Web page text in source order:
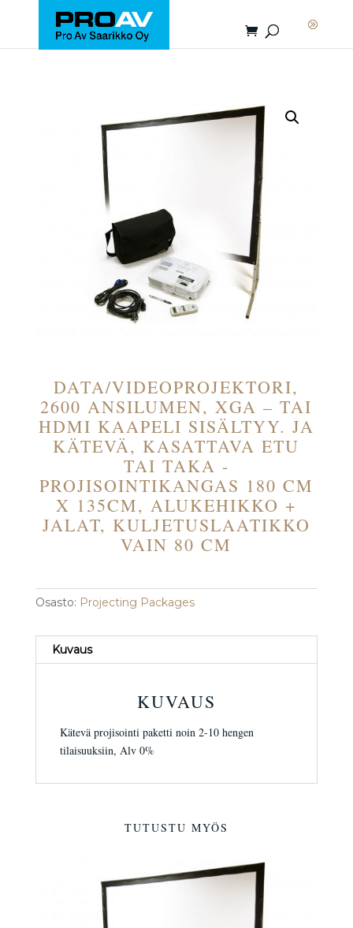
DATA/VIDEOPROJEKTORI,
2600 ANSILUMEN, XGA – TAI
HDMI KAAPELI SISÄLTYY. JA
KÄTEVÄ, KASATTAVA ETU
TAI TAKA -
PROJISOINTIKANGAS 180 CM
X 135CM, ALUKEHIKKO +
JALAT, KULJETUSLAATIKKO
VAIN 80 CM
Osasto: Projecting Packages
Kuvaus
KUVAUS
Kätevä projisointi paketti noin 2-10 hengen
tilaisuuksiin, Alv 0%
TUTUSTU MYÖS